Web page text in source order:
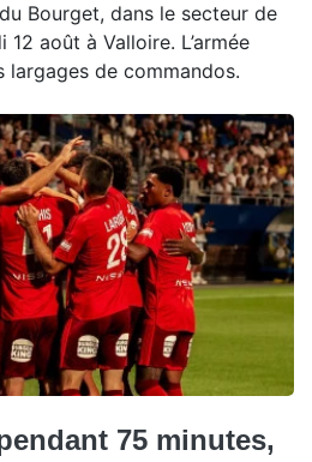
Bourget, dans le secteur de
août à Valloire. L’armée
de commandos.
75 minutes,